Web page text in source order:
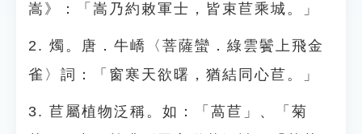
嵩》：「嵩乃約敕軍士，皆束苣乘城。」
2. 燭。唐．牛嶠〈菩薩蠻．綠雲鬢上飛金
雀〉詞：「窗寒天欲曙，猶結同心苣。」
3. 苣屬植物泛稱。如：「萵苣」、「菊